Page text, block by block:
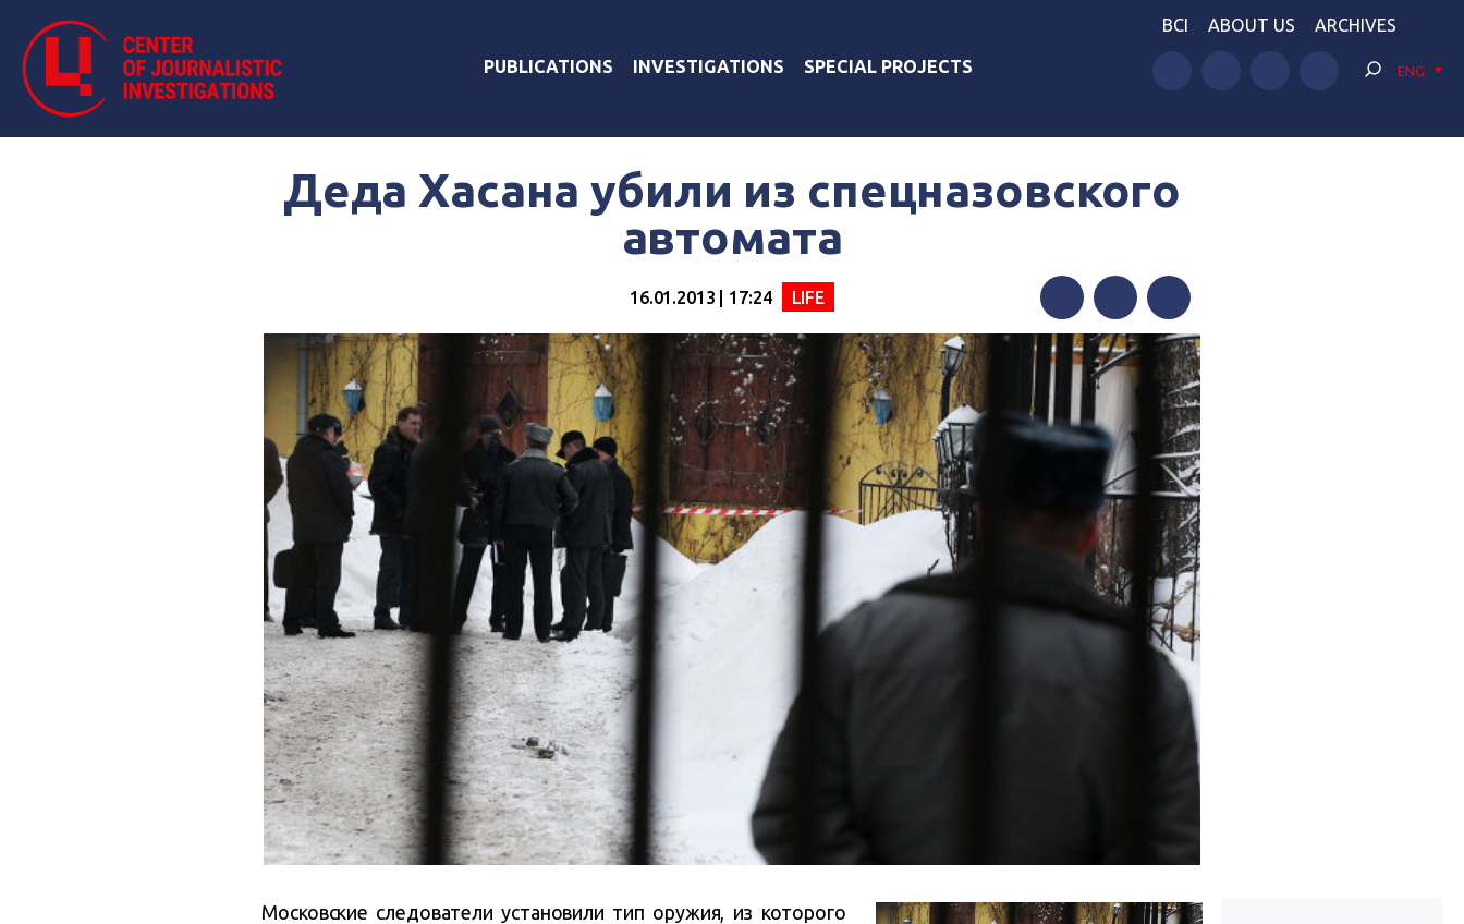
PUBLICATIONS INVESTIGATIONS SPECIAL PROJECTS
BCI ABOUT US ARCHIVES
ENG
Деда Хасана убили из спецназовского
автомата
16.01.2013 | 17:24 LIFE
FacebookTwitter Telegram
Московские следователи установили тип оружия, из которого